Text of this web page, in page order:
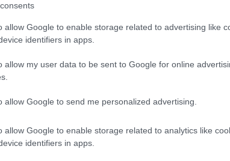
allow Google to enable storage related to advertising like
identifiers in apps.
allow my user data to be sent to Google for online
allow Google to send me personalized advertising.
allow Google to enable storage related to analytics like
identifiers in apps.
ΕΛΓΕΚΑ: Προληπτική ανάκληση προϊόντος
8/08/2026 - 5:55μμ